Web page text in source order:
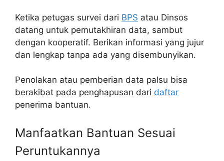
Ketika petugas survei dari BPS atau Dinsos
datang untuk pemutakhiran data, sambut
dengan kooperatif. Berikan informasi yang jujur
dan lengkap tanpa ada yang disembunyikan.
Penolakan atau pemberian data palsu bisa
berakibat pada penghapusan dari daftar
penerima bantuan.
Manfaatkan Bantuan Sesuai
Peruntukannya